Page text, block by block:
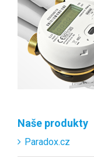
Naše produkty
Paradox.cz